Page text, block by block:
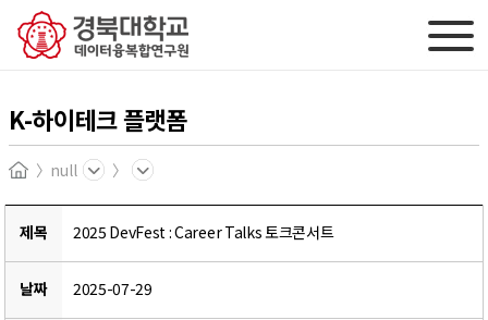
K-하이테크 플랫폼
Homenull
제목 2025 DevFest : Career Talks 토크콘서트
날짜 2025-07-29